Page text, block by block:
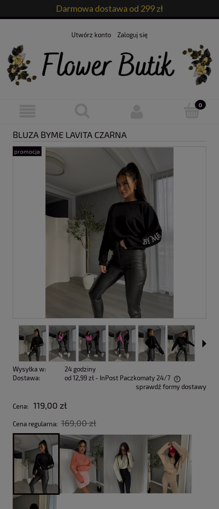
Darmowa dostawa od 299 zł
Utwórz konto Zaloguj się
BLUZA BYME LAVITA CZARNA
promocja
Wysyłka w:
24 godziny
Dostawa:
od 12,99 zł - InPost Paczkomaty 24/7
Cena nie zawiera ewentualnych kosztów płatnościsprawdź formy dostawy
Cena: 119,00 zł
Cena regularna: 169,00 zł